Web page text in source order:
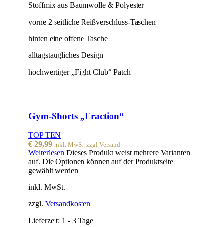
Stoffmix aus Baumwolle & Polyester
vorne 2 seitliche Reißverschluss-Taschen
hinten eine offene Tasche
alltagstaugliches Design
hochwertiger „Fight Club“ Patch
Gym-Shorts „Fraction“
TOP TEN
€ 29,99 inkl. MwSt. zzgl Versand
Weiterlesen Dieses Produkt weist mehrere Varianten
auf. Die Optionen können auf der Produktseite
gewählt werden
inkl. MwSt.
zzgl. Versandkosten
Lieferzeit: 1 - 3 Tage